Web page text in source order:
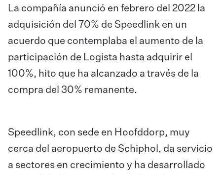
La compañía anunció en febrero del 2022 la
adquisición del 70% de Speedlink en un
acuerdo que contemplaba el aumento de la
participación de Logista hasta adquirir el
100%, hito que ha alcanzado a través de la
compra del 30% remanente.
Speedlink, con sede en Hoofddorp, muy
cerca del aeropuerto de Schiphol, da servicio
a sectores en crecimiento y ha desarrollado